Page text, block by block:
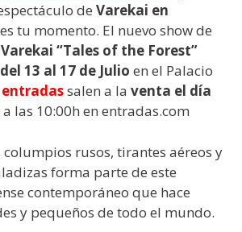
de Varekai en
tu momento. El nuevo show de
Varekai “Tales of the Forest”
13 al 17 de Julio en el Palacio
entradassalen a la venta el día
a las 10:00h en entradas.com
columpios rusos, tirantes aéreos y
forma parte de este
contemporáneo que hace
y pequeños de todo el mundo.